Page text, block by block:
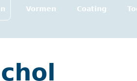
Vormen Coating